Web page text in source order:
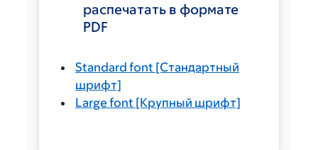
распечатать в формате
PDF
Standard font [Стандартный
шрифт]
Large font [Крупный шрифт]